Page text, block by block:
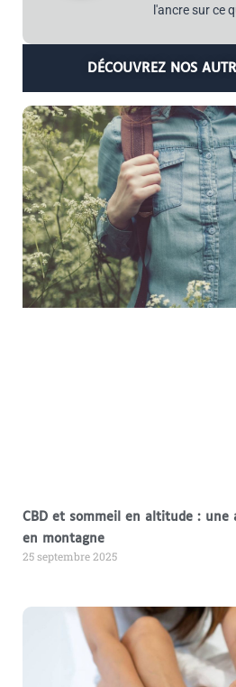
l'ancre sur ce
DÉCOUVREZ NOS
CBD et sommeil en altitude : une
en montagne
25 septembre 2025